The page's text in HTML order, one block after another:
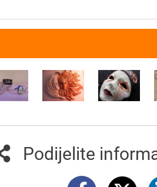
Podijelite